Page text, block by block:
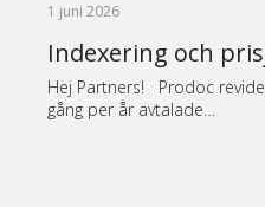
1 juni 2026
Indexering och
Hej Partners! Prodoc
gång per år avtalade…